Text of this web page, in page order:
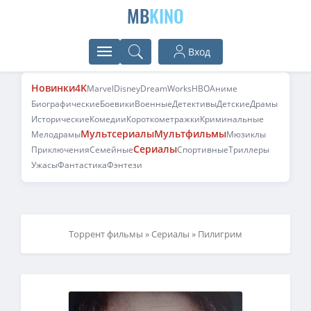
MBKINO
Вход
Новинки4KMarvelDisneyDreamWorksHBOАниме
БиографическиеБоевикиВоенныеДетективыДетскиеДрамы
ИсторическиеКомедииКороткометражкиКриминальные
МелодрамыМультсериалыМультфильмыМюзиклы
ПриключенияСемейныеСериалыСпортивныеТриллеры
УжасыФантастикаФэнтези
Торрент фильмы »Сериалы » Пилигрим